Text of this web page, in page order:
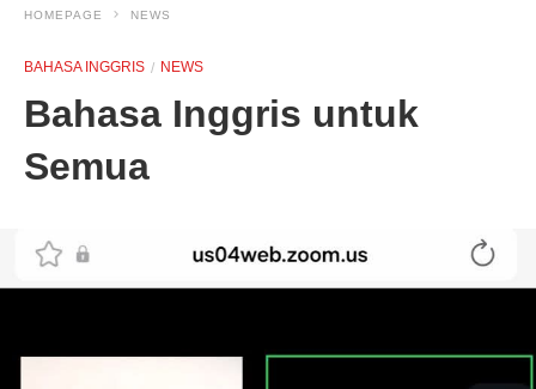
HOMEPAGE NEWS
BAHASA INGGRIS NEWS
Bahasa Inggris untuk
Semua